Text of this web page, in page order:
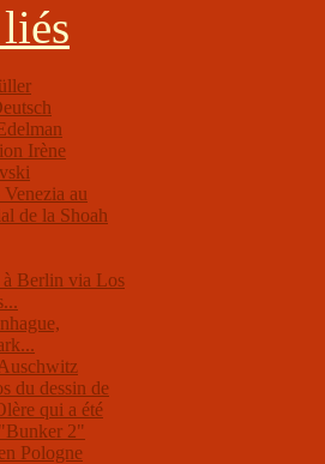
Irène
au
de la Shoah
à Berlin via Los
du dessin de
qui a été
2"
Pologne